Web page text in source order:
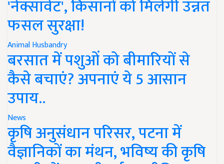
'नेक्सावेट', किसानों को मिलेगी उन्नत
फसल सुरक्षा!
Animal Husbandry
बरसात में पशुओं को बीमारियों से
कैसे बचाएं? अपनाएं ये 5 आसान
उपाय..
News
कृषि अनुसंधान परिसर, पटना में
वैज्ञानिकों का मंथन, भविष्य की कृषि